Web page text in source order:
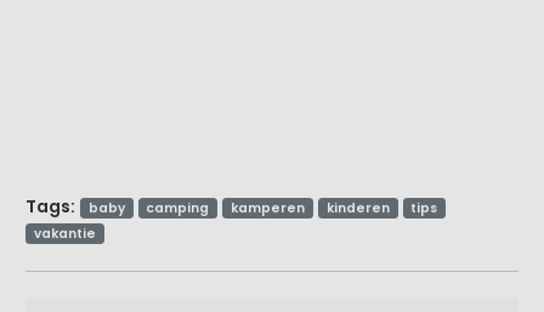
Tags: baby camping kamperen kinderen
tips
vakantie